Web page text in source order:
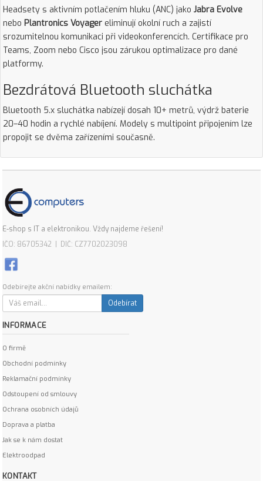
Headsety s aktivním potlačením hluku (ANC) jako Jabra Evolve
nebo Plantronics Voyager eliminují okolní ruch a zajistí
srozumitelnou komunikaci při videokonferencích. Certifikace pro
Teams, Zoom nebo Cisco jsou zárukou optimalizace pro dané
platformy.
Bezdrátová Bluetooth sluchátka
Bluetooth 5.x sluchátka nabízejí dosah 10+ metrů, výdrž baterie
20–40 hodin a rychlé nabíjení. Modely s multipoint připojením lze
propojit se dvěma zařízeními současně.
E-shop s IT a elektronikou. Vždy najdeme řešení!
IČO: 86705342 | DIČ: CZ7702023098
Odebírejte akční nabídky emailem:
Odebírat
INFORMACE
O firmě
Obchodní podmínky
Reklamační podmínky
Odstoupení od smlouvy
Ochrana osobních údajů
Doprava a platba
Jak se k nám dostat
Elektroodpad
KONTAKT